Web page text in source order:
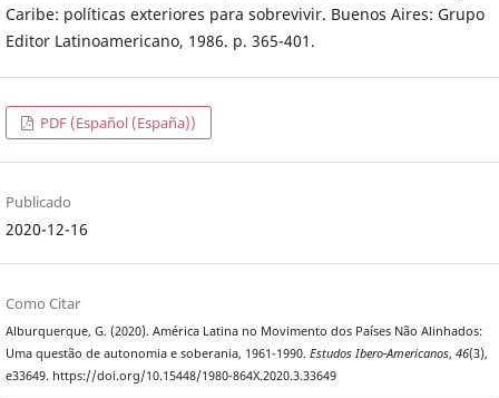
Caribe: políticas exteriores para sobrevivir. Buenos Aires: Grupo
Editor Latinoamericano, 1986. p. 365-401.
PDF (Español (España))
Publicado
2020-12-16
Como Citar
Alburquerque, G. (2020). América Latina no Movimento dos Países Não Alinhados:
Uma questão de autonomia e soberania, 1961-1990. Estudos Ibero-Americanos, 46(3),
e33649. https://doi.org/10.15448/1980-864X.2020.3.33649